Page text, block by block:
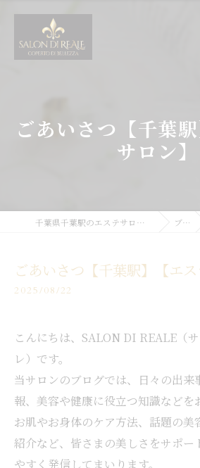
ごあいさつ【千葉
サロン】
千葉県千葉駅のエステサロンならSALON DI REALE ブログ
ごあいさつ【千葉駅】【エス
2025/08/22
こんにちは、SALON DI REALE（
レ）です。
当サロンのブログでは、日々の出来
報、美容や健康に役立つ知識などを
お肌やお身体のケア方法、話題の美
紹介など、皆さまの美しさをサポー
やすく発信してまいります。